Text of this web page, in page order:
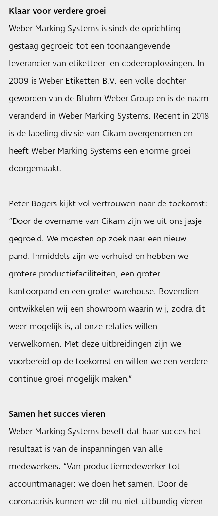
Klaar voor verdere groei
Weber Marking Systems is sinds de oprichting
gestaag gegroeid tot een toonaangevende
leverancier van etiketteer- en codeeroplossingen. In
2009 is Weber Etiketten B.V. een volle dochter
geworden van de Bluhm Weber Group en is de naam
veranderd in Weber Marking Systems. Recent in 2018
is de labeling divisie van Cikam overgenomen en
heeft Weber Marking Systems een enorme groei
doorgemaakt.
Peter Bogers kijkt vol vertrouwen naar de toekomst:
“Door de overname van Cikam zijn we uit ons jasje
gegroeid. We moesten op zoek naar een nieuw
pand. Inmiddels zijn we verhuisd en hebben we
grotere productiefaciliteiten, een groter
kantoorpand en een groter warehouse. Bovendien
ontwikkelen wij een showroom waarin wij, zodra dit
weer mogelijk is, al onze relaties willen
verwelkomen. Met deze uitbreidingen zijn we
voorbereid op de toekomst en willen we een verdere
continue groei mogelijk maken.”
Samen het succes vieren
Weber Marking Systems beseft dat haar succes het
resultaat is van de inspanningen van alle
medewerkers. “Van productiemedewerker tot
accountmanager: we doen het samen. Door de
coronacrisis kunnen we dit nu niet uitbundig vieren